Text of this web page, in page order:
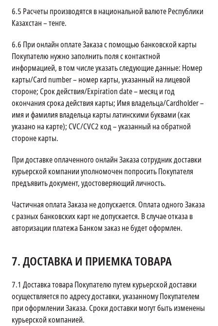
6.5 Расчеты производятся в национальной валюте Республики
Казахстан – тенге.
6.6 При онлайн оплате Заказа с помощью банковской карты
Покупателю нужно заполнить поля с контактной
информацией, в том числе указать следующие данные: Номер
карты/Card number – номер карты, указанный на лицевой
стороне; Срок действия/Expiration date – месяц и год
окончания срока действия карты; Имя владельца/Cardholder –
имя и фамилия владельца карты латинскими буквами (как
указано на карте); CVC/CVC2 код – указанный на обратной
стороне карты.
При доставке оплаченного онлайн Заказа сотрудник доставки
курьерской компании уполномочен попросить Покупателя
предъявить документ, удостоверяющий личность.
Частичная оплата Заказа не допускается. Оплата одного Заказа
с разных банковских карт не допускается. В случае отказа в
авторизации платежа Банком заказ не будет оформлен.
7.ДОСТАВКА И ПРИЕМКА ТОВАРА
7.1 Доставка товара Покупателю путем курьерской доставки
осуществляется по адресу доставки, указанному Покупателем
при оформлении Заказа. Сроки доставки могут быть изменены
курьерской компанией.